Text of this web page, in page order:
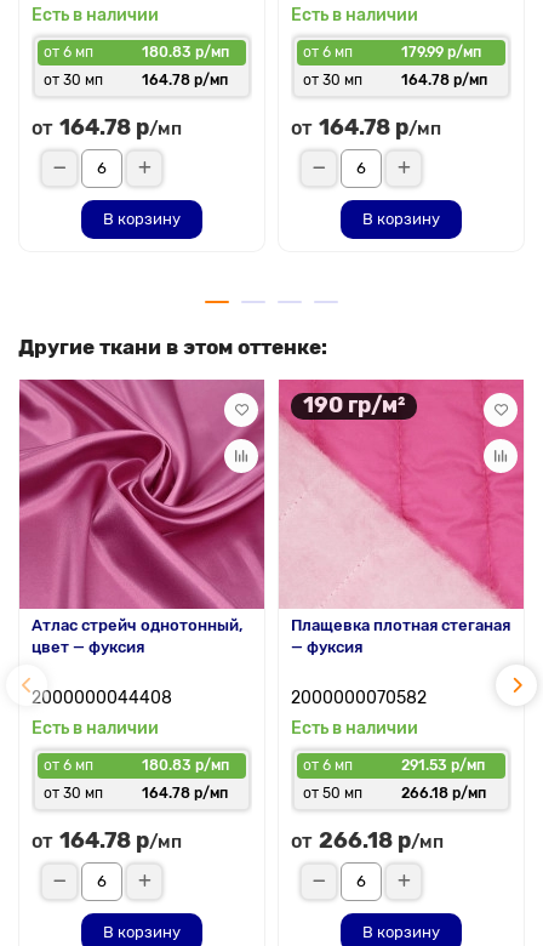
Есть в наличии
от 6 мп
180.83 р/мп
от 30 мп
164.78 р/мп
от 164.78 р/мп
В корзину
Есть в наличии
от 6 мп
179.99 р/мп
от 30 мп
164.78 р/мп
от 164.78 р/мп
В корзину
Другие ткани в этом оттенке:
Атлас стрейч однотонный,
цвет — фуксия
2000000044408
Есть в наличии
от 6 мп
180.83 р/мп
от 30 мп
164.78 р/мп
от 164.78 р/мп
В корзину
190 гр/м²
Плащевка плотная стеганая
— фуксия
2000000070582
Есть в наличии
от 6 мп
291.53 р/мп
от 50 мп
266.18 р/мп
от 266.18 р/мп
В корзину